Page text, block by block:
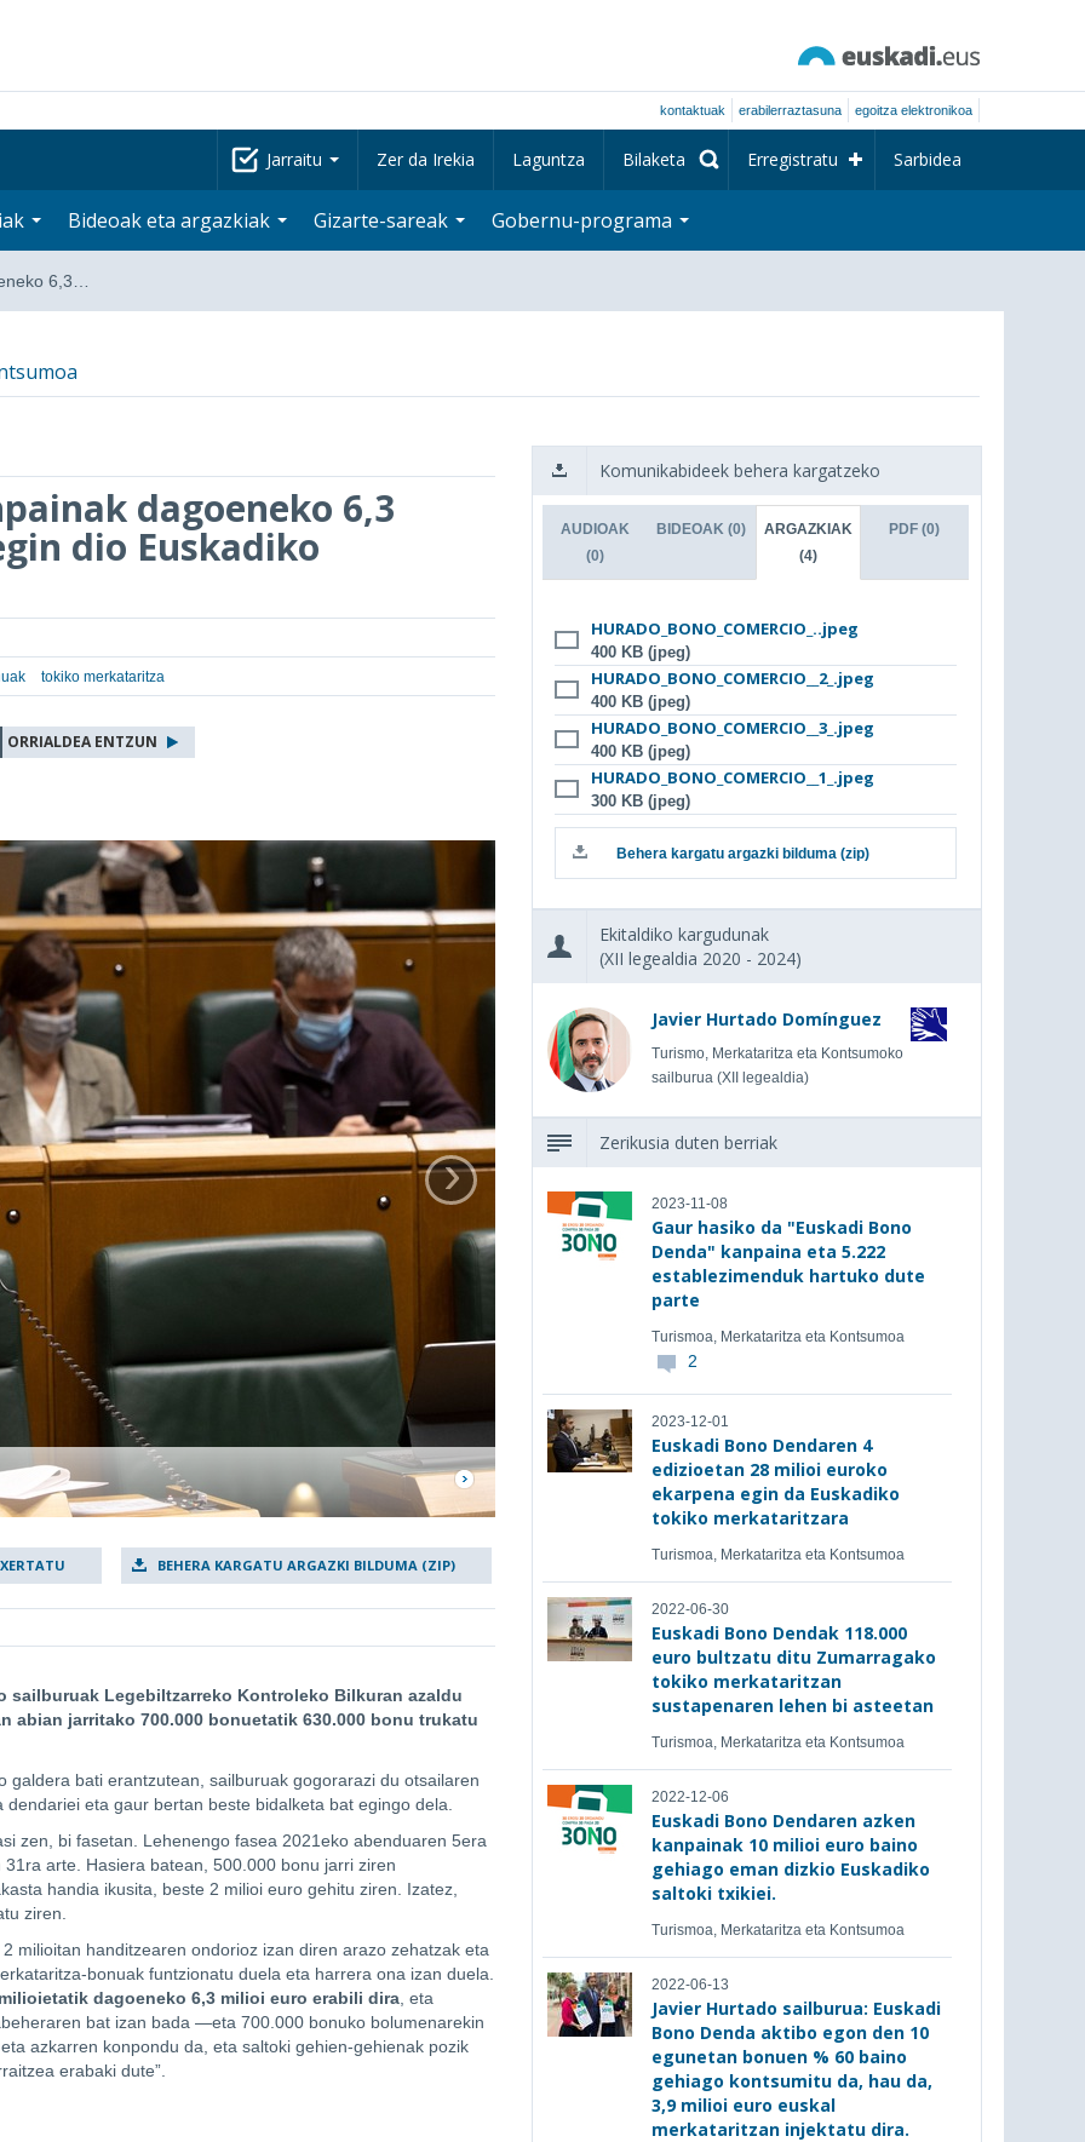
kontaktuak erabilerraztasuna egoitza elektronikoa
Jarraitu Zer da Irekia Laguntza Bilaketa Erregistratu Sarbidea
Bideoak eta argazkiak Gizarte-sareak Gobernu-programa
6,3…
dagoeneko 6,3
dio Euskadiko
tokiko merkataritza
ORRIALDEA ENTZUN
›
BEHERA KARGATU ARGAZKI BILDUMA (ZIP)
sailburuak Legebiltzarreko Kontroleko Bilkuran azaldu
abian jarritako 700.000 bonuetatik 630.000 bonu trukatu
bati erantzutean, sailburuak gogorarazi du otsailaren
eta gaur bertan beste bidalketa bat egingo dela.
zen, bi fasetan. Lehenengo fasea 2021eko abenduaren 5era
arte. Hasiera batean, 500.000 bonu jarri ziren
handia ikusita, beste 2 milioi euro gehitu ziren. Izatez,
ziren.
milioitan handitzearen ondorioz izan diren arazo zehatzak eta
bonuak funtzionatu duela eta harrera ona izan duela.
dagoeneko 6,3 milioi euro erabili dira , eta
bat izan bada —eta 700.000 bonuko bolumenarekin
azkarren konpondu da, eta saltoki gehien-gehienak pozik
erabaki dute”.
Komunikabideek behera kargatzeko
AUDIOAK
(0)
BIDEOAK (0)
ARGAZKIAK
(4)
PDF (0)
HURADO_BONO_COMERCIO_..jpeg
400 KB (jpeg)
HURADO_BONO_COMERCIO__2_.jpeg
400 KB (jpeg)
HURADO_BONO_COMERCIO__3_.jpeg
400 KB (jpeg)
HURADO_BONO_COMERCIO__1_.jpeg
300 KB (jpeg)
Behera kargatu argazki bilduma (zip)
Ekitaldiko kargudunak
(XII legealdia 2020 - 2024)
Javier Hurtado Domínguez
Turismo, Merkataritza eta Kontsumoko
sailburua (XII legealdia)
Zerikusia duten berriak
2023-11-08
Gaur hasiko da "Euskadi Bono
Denda" kanpaina eta 5.222
establezimenduk hartuko dute
parte
Turismoa, Merkataritza eta Kontsumoa
2
2023-12-01
Euskadi Bono Dendaren 4
edizioetan 28 milioi euroko
ekarpena egin da Euskadiko
tokiko merkataritzara
Turismoa, Merkataritza eta Kontsumoa
2022-06-30
Euskadi Bono Dendak 118.000
euro bultzatu ditu Zumarragako
tokiko merkataritzan
sustapenaren lehen bi asteetan
Turismoa, Merkataritza eta Kontsumoa
2022-12-06
Euskadi Bono Dendaren azken
kanpainak 10 milioi euro baino
gehiago eman dizkio Euskadiko
saltoki txikiei.
Turismoa, Merkataritza eta Kontsumoa
2022-06-13
Javier Hurtado sailburua: Euskadi
Bono Denda aktibo egon den 10
egunetan bonuen % 60 baino
gehiago kontsumitu da, hau da,
3,9 milioi euro euskal
merkataritzan injektatu dira.